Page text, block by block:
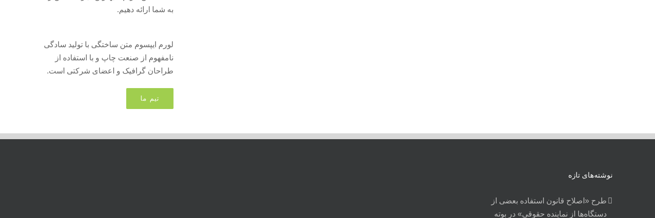
به شما ارائه دهیم.
لورم ایپسوم متن ساختگی با تولید سادگی
نامفهوم از صنعت چاپ و با استفاده از
طراحان گرافیک و اعضای شرکتی است.
تیم ما
نوشته‌های تازه
طرح «اصلاح قانون استفاده بعضی از
دستگاه‌ها از نماینده حقوقی» در بوته